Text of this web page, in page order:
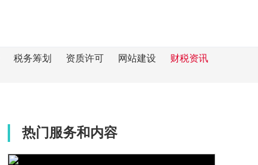
税务筹划 资质许可 网站建设 财税资讯
热门服务和内容